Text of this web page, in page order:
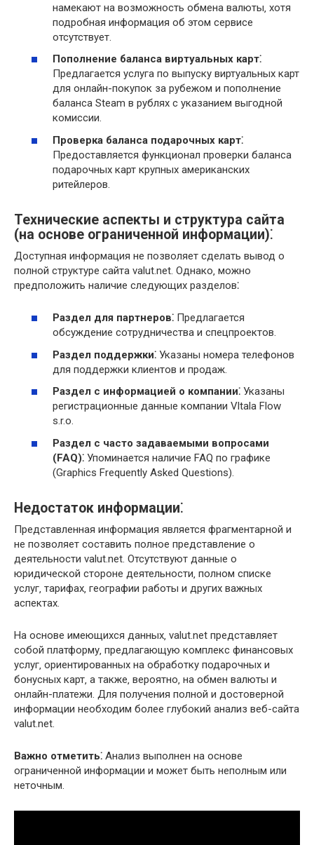
намекают на возможность обмена валюты‚ хотя
подробная информация об этом сервисе
отсутствует.
Пополнение баланса виртуальных карт⁚
Предлагается услуга по выпуску виртуальных карт
для онлайн-покупок за рубежом и пополнение
баланса Steam в рублях с указанием выгодной
комиссии.
Проверка баланса подарочных карт⁚
Предоставляется функционал проверки баланса
подарочных карт крупных американских
ритейлеров.
Технические аспекты и структура сайта
(на основе ограниченной информации)⁚
Доступная информация не позволяет сделать вывод о
полной структуре сайта valut.net. Однако‚ можно
предположить наличие следующих разделов⁚
Раздел для партнеров⁚ Предлагается
обсуждение сотрудничества и спецпроектов.
Раздел поддержки⁚ Указаны номера телефонов
для поддержки клиентов и продаж.
Раздел с информацией о компании⁚ Указаны
регистрационные данные компании Vltala Flow
s.r.o.
Раздел с часто задаваемыми вопросами
(FAQ)⁚ Упоминается наличие FAQ по графике
(Graphics Frequently Asked Questions).
Недостаток информации⁚
Представленная информация является фрагментарной и
не позволяет составить полное представление о
деятельности valut.net. Отсутствуют данные о
юридической стороне деятельности‚ полном списке
услуг‚ тарифах‚ географии работы и других важных
аспектах.
На основе имеющихся данных‚ valut.net представляет
собой платформу‚ предлагающую комплекс финансовых
услуг‚ ориентированных на обработку подарочных и
бонусных карт‚ а также‚ вероятно‚ на обмен валюты и
онлайн-платежи. Для получения полной и достоверной
информации необходим более глубокий анализ веб-сайта
valut.net.
Важно отметить⁚ Анализ выполнен на основе
ограниченной информации и может быть неполным или
неточным.